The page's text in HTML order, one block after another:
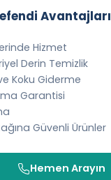
Avantajları
Hizmet
Derin Temizlik
Koku Giderme
Garantisi
Güvenli Ürünler
Hemen Arayın